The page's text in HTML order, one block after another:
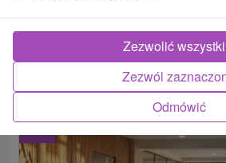
Pobyt z noclegiem pod Tatrami,
obiadokolacją oraz
świata basenów i saun o
Odmówić
Zezwól
Zezwolić